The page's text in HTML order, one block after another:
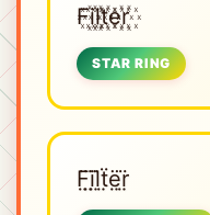
F꙰i꙰l꙰t꙰e꙰r꙰
STAR RING
F̤̈ï̤l̤̈ẗ̤ë̤r̤̈